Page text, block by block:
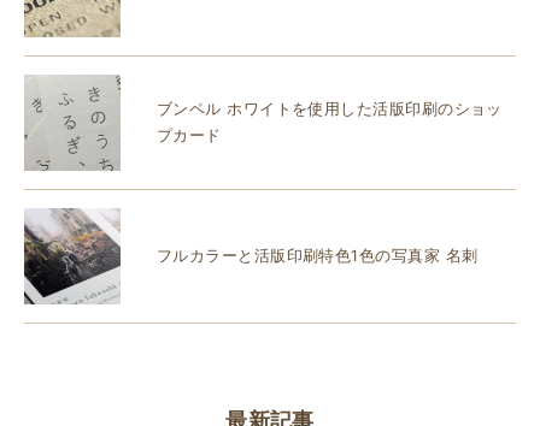
ブンペル ホワイトを使用した活版印刷のショッ
プカード
フルカラーと活版印刷特色1色の写真家 名刺
最新記事